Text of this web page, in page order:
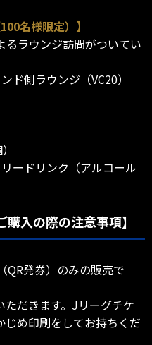
名様限定）】
るラウンジ訪問がついてい
側ラウンジ（VC20）
ードリンク（アルコール
購入の際の注意事項】
発券）のみの販売で
だきます。Jリーグチケ
じめ印刷をしてお持ちくだ